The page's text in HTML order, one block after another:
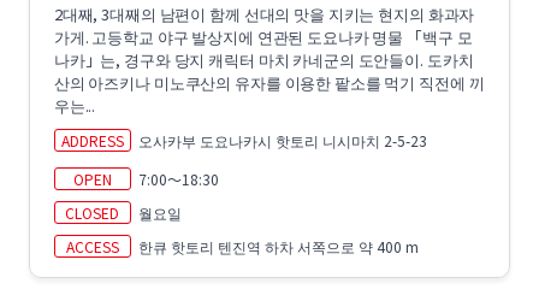
2대째, 3대째의 남편이 함께 선대의 맛을 지키는 현지의 화과자
가게. 고등학교 야구 발상지에 연관된 도요나카 명물 「백구 모
나카」는, 경구와 당지 캐릭터 마치 카네군의 도안들이. 도카치
산의 아즈키나 미노쿠산의 유자를 이용한 팥소를 먹기 직전에 끼
우는...
ADDRESS
오사카부 도요나카시 핫토리 니시마치 2-5-23
OPEN
7:00～18:30
CLOSED
월요일
ACCESS
한큐 핫토리 텐진역 하차 서쪽으로 약 400 m